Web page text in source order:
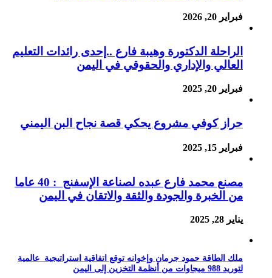
فبراير 20, 2026
الراحلة الدكتورة وهيبة فارع ..إحدى رائدات التعليم
العالي والإداري والحقوقي في اليمن
فبراير 20, 2025
حراز كوفي مشروع يحكي قصة نجاح البن اليمني
فبراير 15, 2025
مصنع محمد فارع عبده لصناعة الإسفنج : 40 عاما
من الخبرة والجودة والثقة والاتقان في اليمن
يناير 28, 2025
ملك الطاقة حمود جرمان وإخوانه توقع اتفاقية استراتيجية عالمية
لتوريد 988 ميجاوات من أنظمة التخزين إلى اليمن